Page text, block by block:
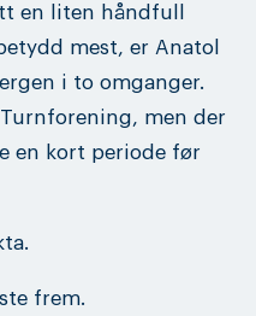
en liten håndfull
mest, er Anatol
i to omganger.
men der
en kort periode før
frem.